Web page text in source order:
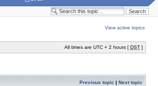
View active topics
All times are UTC + 2 hours [ DST ]
Previous topic | Next topic